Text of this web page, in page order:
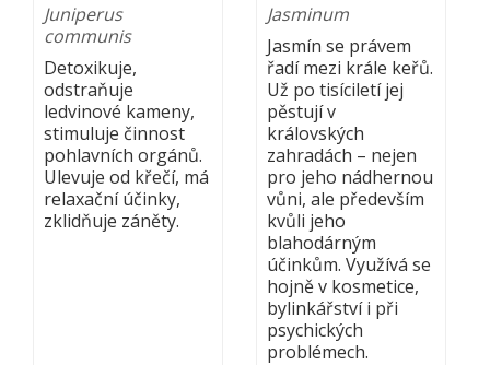
Juniperus
communis
Detoxikuje,
odstraňuje
ledvinové kameny,
stimuluje činnost
pohlavních orgánů.
Ulevuje od křečí, má
relaxační účinky,
zklidňuje záněty.
Jasminum
Jasmín se právem
řadí mezi krále keřů.
Už po tisíciletí jej
pěstují v
královských
zahradách – nejen
pro jeho nádhernou
vůni, ale především
kvůli jeho
blahodárným
účinkům. Využívá se
hojně v kosmetice,
bylinkářství i při
psychických
problémech.